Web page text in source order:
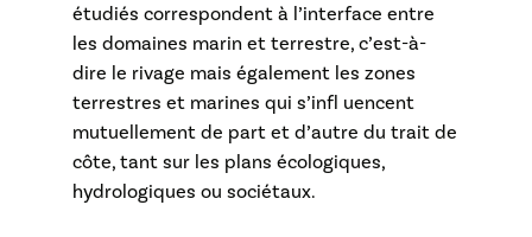
étudiés correspondent à l’interface entre
les domaines marin et terrestre, c’est-à-
dire le rivage mais également les zones
terrestres et marines qui s’infl uencent
mutuellement de part et d’autre du trait de
côte, tant sur les plans écologiques,
hydrologiques ou sociétaux.